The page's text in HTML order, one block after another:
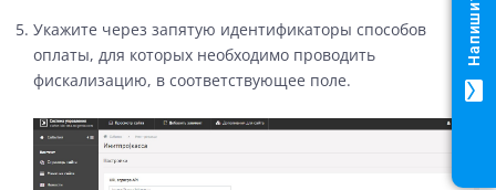
mail
Укажите через запятую идентификаторы способов
оплаты, для которых необходимо проводить
фискализацию, в соответствующее поле.